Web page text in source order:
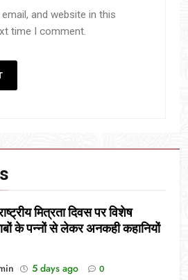
and website in this
time I comment.
मित्रता दिवस पर विशेष
के पन्नों से लेकर अनकही कहानियों
5 days ago 0